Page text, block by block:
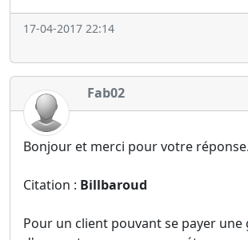
17-04-2017 22:14
Fab02
Bonjour et merci pour votre réponse.
Citation : Billbaroud
Pour un client pouvant se payer